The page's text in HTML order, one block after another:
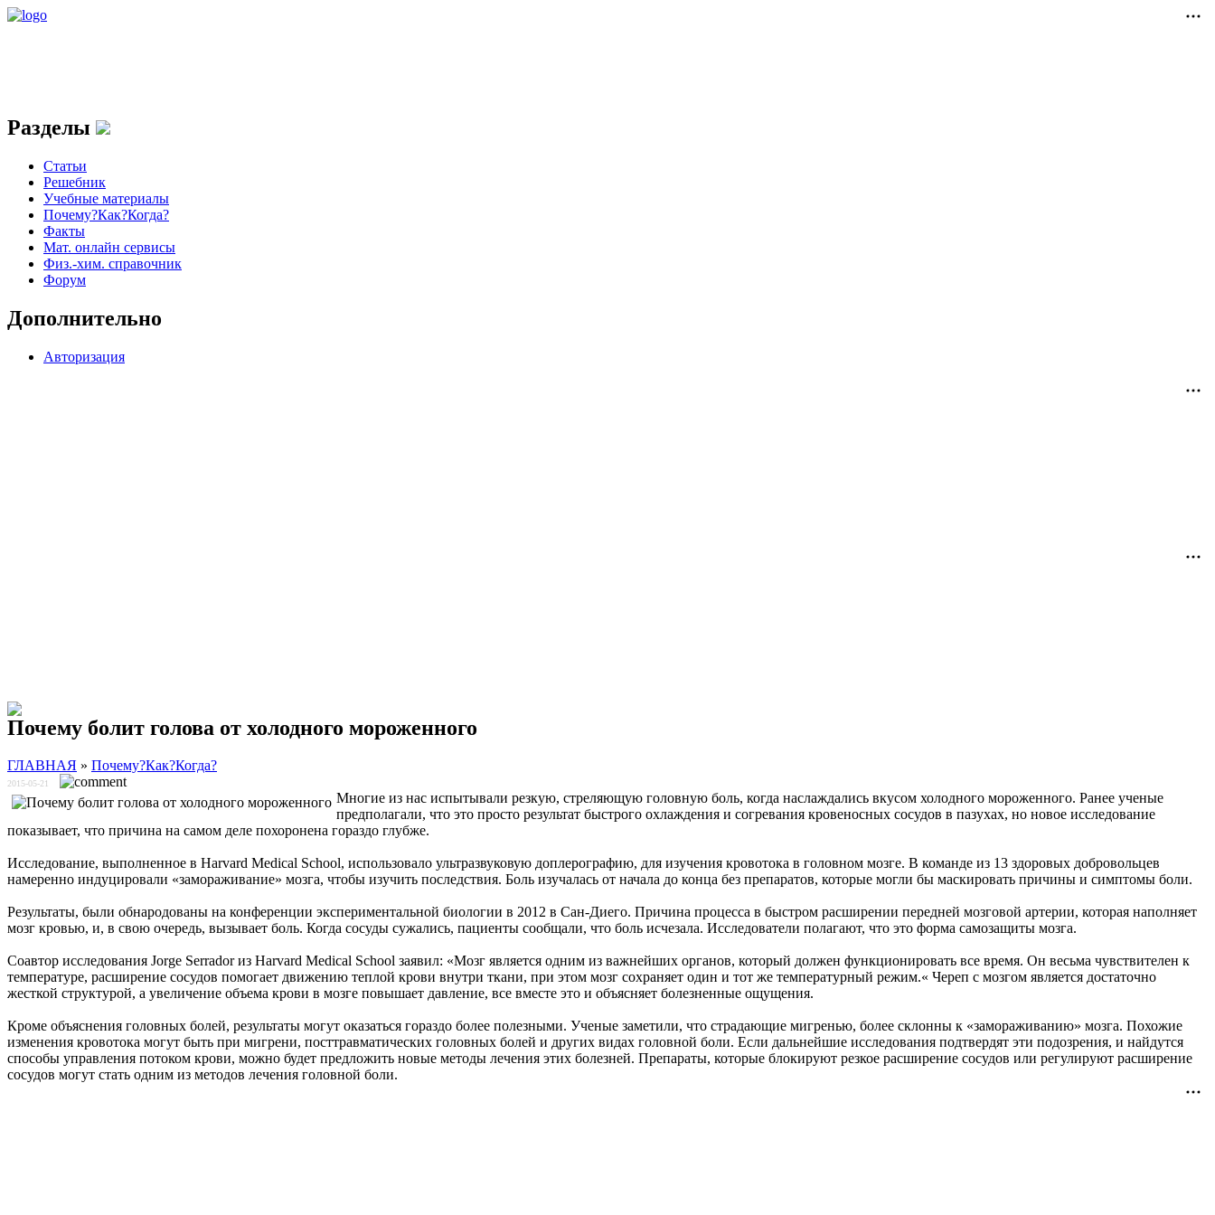
Разделы
Статьи
Решебник
Учебные материалы
Почему?Как?Когда?
Факты
Мат. онлайн сервисы
Физ.-хим. справочник
Форум
Дополнительно
Авторизация
Почему болит голова от холодного мороженного
ГЛАВНАЯ » Почему?Как?Когда?
2015-05-21
Многие из нас испытывали резкую, стреляющую головную боль, когда наслаждались вкусом холодного мороженного. Ранее ученые
предполагали, что это просто результат быстрого охлаждения и согревания кровеносных сосудов в пазухах, но новое исследование
показывает, что причина на самом деле похоронена гораздо глубже.
Исследование, выполненное в Harvard Medical School, использовало ультразвуковую доплерографию, для изучения кровотока в головном мозге. В команде из 13 здоровых добровольцев
намеренно индуцировали «замораживание» мозга, чтобы изучить последствия. Боль изучалась от начала до конца без препаратов, которые могли бы маскировать причины и симптомы боли.
Результаты, были обнародованы на конференции экспериментальной биологии в 2012 в Сан-Диего. Причина процесса в быстром расширении передней мозговой артерии, которая наполняет
мозг кровью, и, в свою очередь, вызывает боль. Когда сосуды сужались, пациенты сообщали, что боль исчезала. Исследователи полагают, что это форма самозащиты мозга.
Соавтор исследования Jorge Serrador из Harvard Medical School заявил: «Мозг является одним из важнейших органов, который должен функционировать все время. Он весьма чувствителен к
температуре, расширение сосудов помогает движению теплой крови внутри ткани, при этом мозг сохраняет один и тот же температурный режим.« Череп с мозгом является достаточно
жесткой структурой, а увеличение объема крови в мозге повышает давление, все вместе это и объясняет болезненные ощущения.
Кроме объяснения головных болей, результаты могут оказаться гораздо более полезными. Ученые заметили, что страдающие мигренью, более склонны к «замораживанию» мозга. Похожие
изменения кровотока могут быть при мигрени, посттравматических головных болей и других видах головной боли. Если дальнейшие исследования подтвердят эти подозрения, и найдутся
способы управления потоком крови, можно будет предложить новые методы лечения этих болезней. Препараты, которые блокируют резкое расширение сосудов или регулируют расширение
сосудов могут стать одним из методов лечения головной боли.